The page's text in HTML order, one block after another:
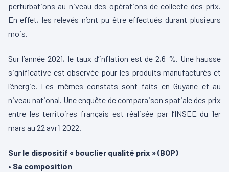
perturbations au niveau des opérations de collecte des prix.
En effet, les relevés n’ont pu être effectués durant plusieurs
mois.
Sur l’année 2021, le taux d’inflation est de 2,6 %. Une hausse
significative est observée pour les produits manufacturés et
l’énergie. Les mêmes constats sont faits en Guyane et au
niveau national. Une enquête de comparaison spatiale des prix
entre les territoires français est réalisée par l’INSEE du 1er
mars au 22 avril 2022.
Sur le dispositif « bouclier qualité prix » (BQP)
• Sa composition